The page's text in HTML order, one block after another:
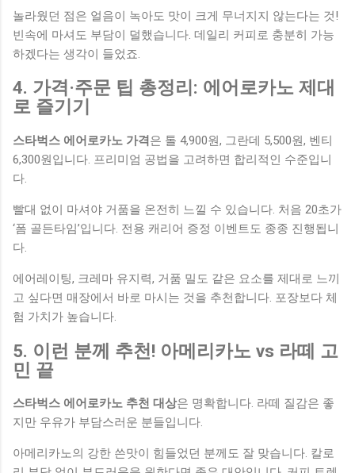
놀라웠던 점은 얼음이 녹아도 맛이 크게 무너지지 않는다는 것!
빈속에 마셔도 부담이 덜했습니다. 데일리 커피로 충분히 가능
하겠다는 생각이 들었죠.
4. 가격·주문 팁 총정리: 에어로카노 제대
로 즐기기
스타벅스 에어로카노 가격 은 톨 4,900원, 그란데 5,500원, 벤티
6,300원입니다. 프리미엄 공법을 고려하면 합리적인 수준입니
다.
빨대 없이 마셔야 거품을 온전히 느낄 수 있습니다. 처음 20초가
‘폼 골든타임’입니다. 전용 캐리어 증정 이벤트도 종종 진행됩니
다.
에어레이팅, 크레마 유지력, 거품 밀도 같은 요소를 제대로 느끼
고 싶다면 매장에서 바로 마시는 것을 추천합니다. 포장보다 체
험 가치가 높습니다.
5. 이런 분께 추천! 아메리카노 vs 라떼 고
민 끝
스타벅스 에어로카노 추천 대상은 명확합니다. 라떼 질감은 좋
지만 우유가 부담스러운 분들입니다.
아메리카노의 강한 쓴맛이 힘들었던 분께도 잘 맞습니다. 칼로